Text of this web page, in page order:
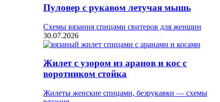
Пуловер с рукавом летучая мышь
Схемы вязания спицами свитеров для женщин
30.07.2026
Жилет с узором из аранов и кос с
воротником стойка
Жилеты женские спицами, безрукавки — схемы